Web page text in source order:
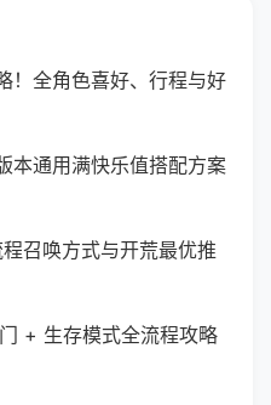
！全角色喜好、行程与好
本通用满快乐值搭配方案
召唤方式与开荒最优推
+ 生存模式全流程攻略